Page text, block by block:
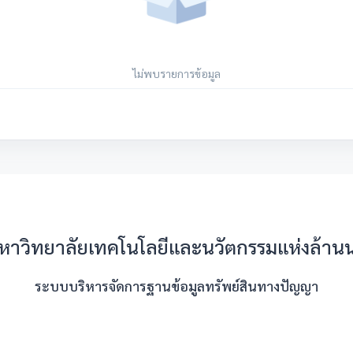
ไม่พบรายการข้อมูล
าวิทยาลัยเทคโนโลยีและนวัตกรรมแห่งล้าน
ระบบบริหารจัดการฐานข้อมูลทรัพย์สินทางปัญญา